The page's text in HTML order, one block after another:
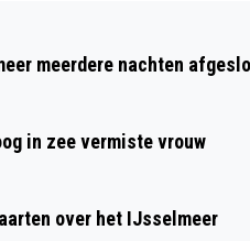
8 OKTOBER
meerdere nachten
in zee vermiste vrouw
over het IJsselmeer